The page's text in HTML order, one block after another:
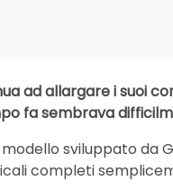
ad allargare i suoi
fa sembrava
modello sviluppato da
completi